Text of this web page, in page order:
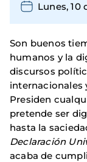
Lunes, 10
Son buenos
humanos y la
discursos
internacionales
Presiden
pretende ser
hasta la
Declaración
acaba de